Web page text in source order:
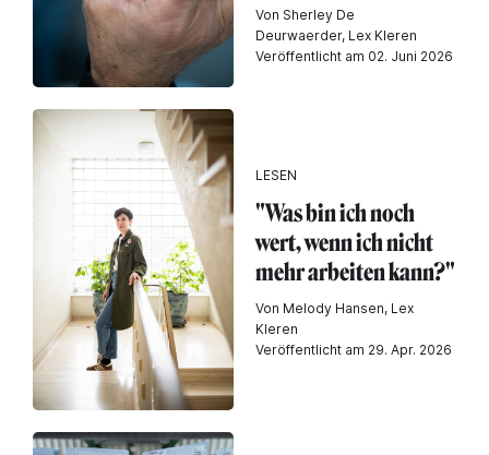
Von Sherley De
Deurwaerder, Lex Kleren
Veröffentlicht am 02. Juni 2026
LESEN
"Was bin ich noch
wert, wenn ich nicht
mehr arbeiten kann?"
Von Melody Hansen, Lex
Kleren
Veröffentlicht am 29. Apr. 2026